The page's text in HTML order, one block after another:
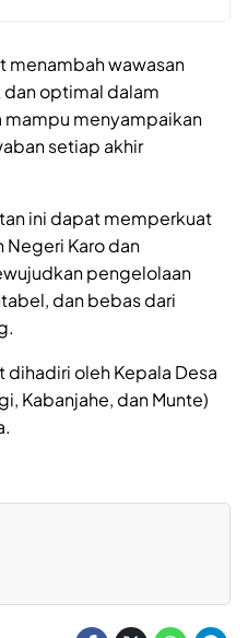
menambah wawasan
dan optimal dalam
mampu menyampaikan
setiap akhir
ini dapat memperkuat
Negeri Karo dan
pengelolaan
dan bebas dari
oleh Kepala Desa
Kabanjahe, dan Munte)